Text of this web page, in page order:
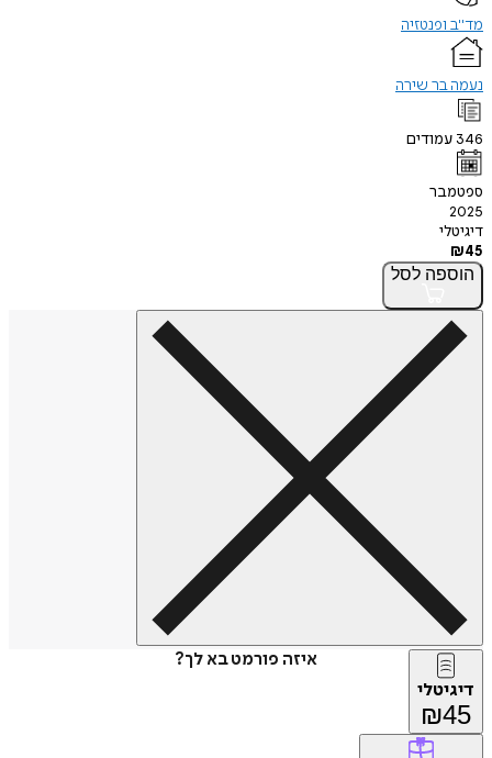
מד"ב ופנטזיה
נעמה בר שירה
346 עמודים
ספטמבר
2025
דיגיטלי
₪45
הוספה לסל
איזה פורמט בא לך?
דיגיטלי
₪45